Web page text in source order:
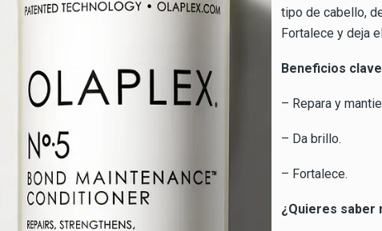
tipo de cabello,
Fortalece y deja
Beneficios
– Repara y
– Da brillo.
– Fortalece.
¿Quieres saber